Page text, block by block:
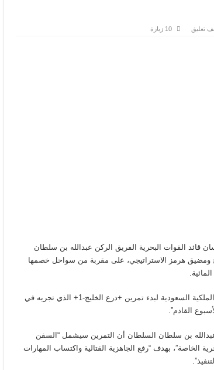
تعليق 10 زيارة
قائد القوات البحرية الفريق الركن عبدالله بن سلطان
ومضيق هرمز الاستراتيجي، على مقربة من سواحل خصمها
وأفادت وكالة الأنباء الرسمية “تستعد القوات البحرية الملكية السعودية لبدء تمرين +درع الخليج-1+ الذي تجريه في
القادم”.
عبدالله بن سلطان السلطان أن التمرين سيشمل “السفن
الخاصة”، بهدف “رفع الجاهزية القتالية واكتساب المهارات